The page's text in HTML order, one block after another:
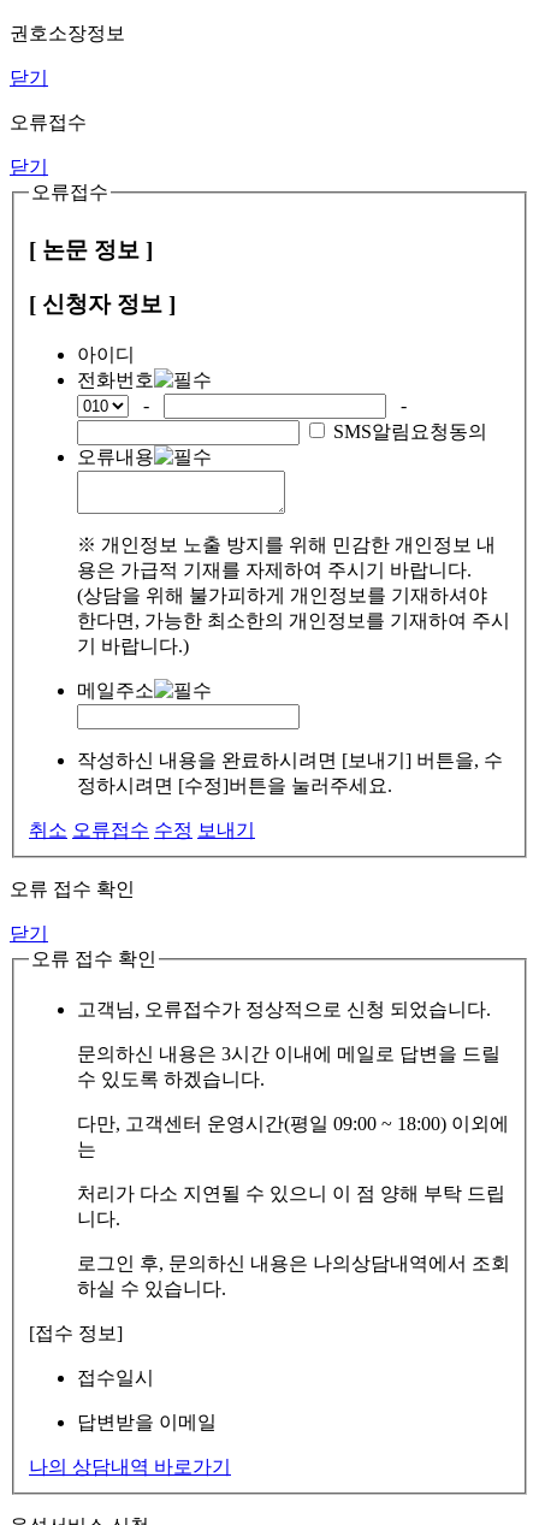
권호소장정보
닫기
오류접수
닫기
오류접수
[ 논문 정보 ]
[ 신청자 정보 ]
아이디
전화번호
-
-
SMS알림요청동의
오류내용
※ 개인정보 노출 방지를 위해 민감한 개인정보 내
용은 가급적 기재를 자제하여 주시기 바랍니다.
(상담을 위해 불가피하게 개인정보를 기재하셔야
한다면, 가능한 최소한의 개인정보를 기재하여 주시
기 바랍니다.)
메일주소
작성하신 내용을 완료하시려면 [보내기] 버튼을, 수
정하시려면 [수정]버튼을 눌러주세요.
취소 오류접수 수정 보내기
오류 접수 확인
닫기
오류 접수 확인
고객님, 오류접수가 정상적으로 신청 되었습니다.
문의하신 내용은 3시간 이내에 메일로 답변을 드릴
수 있도록 하겠습니다.
다만, 고객센터 운영시간(평일 09:00 ~ 18:00) 이외에
는
처리가 다소 지연될 수 있으니 이 점 양해 부탁 드립
니다.
로그인 후, 문의하신 내용은 나의상담내역에서 조회
하실 수 있습니다.
[접수 정보]
접수일시
답변받을 이메일
나의 상담내역 바로가기